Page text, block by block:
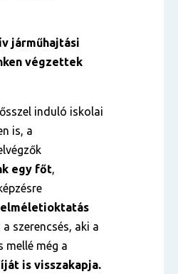
járműhajtási
végzettek
induló iskolai
is, a
egy főt,
elméletioktatás
a szerencsés, aki a
mellé még a
is visszakapja.